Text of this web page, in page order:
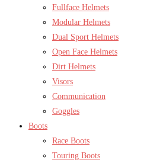
Fullface Helmets
Modular Helmets
Dual Sport Helmets
Open Face Helmets
Dirt Helmets
Visors
Communication
Goggles
Boots
Race Boots
Touring Boots